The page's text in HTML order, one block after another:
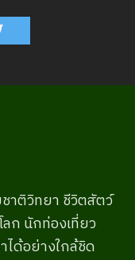
ชาติวิทยา ชีวิตสัตว์
ก นักท่องเที่ยว
ด้อย่างใกล้ชิด